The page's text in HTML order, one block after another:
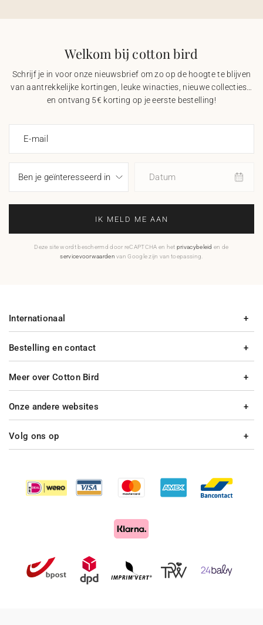
Welkom bij cotton bird
Schrijf je in voor onze nieuwsbrief om zo op de hoogte te blijven
van aantrekkelijke kortingen, leuke winacties, nieuwe collecties…
en ontvang 5€ korting op je eerste bestelling!
E-mail
Datum
IK MELD ME AAN
Deze site wordt beschermd door reCAPTCHA en het privacybeleid en de
servicevoorwaarden van Google zijn van toepassing.
Bestelling en contact
Meer over Cotton Bird
Internationaal
Onze andere websites
Volg ons op